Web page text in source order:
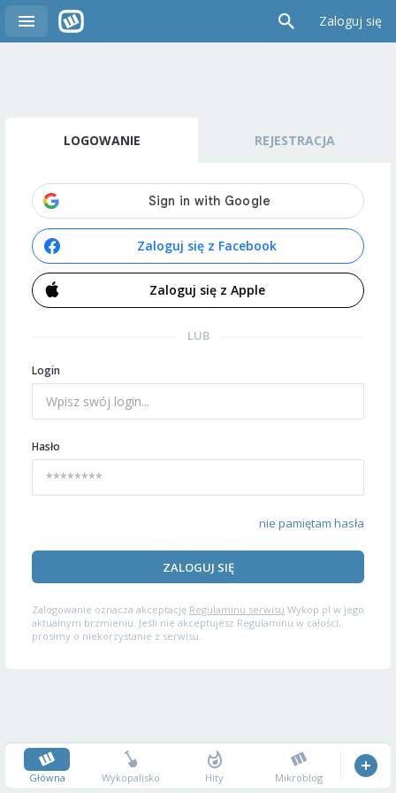
Zaloguj się
LOGOWANIE REJESTRACJA
Zaloguj się z Facebook
Zaloguj się z Apple
LUB
Login
Hasło
nie pamiętam hasła
ZALOGUJ SIĘ
Zalogowanie oznacza akceptację Regulaminu serwisu Wykop.pl w jego
aktualnym brzmieniu. Jeśli nie akceptujesz Regulaminu w całości,
prosimy o niekorzystanie z serwisu.
Główna Wykopalisko Hity Mikroblog